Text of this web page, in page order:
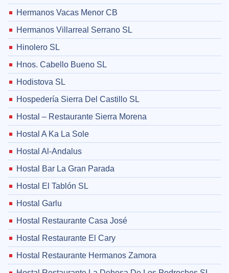
Hermanos Vacas Menor CB
Hermanos Villarreal Serrano SL
Hinolero SL
Hnos. Cabello Bueno SL
Hodistova SL
Hospedería Sierra Del Castillo SL
Hostal – Restaurante Sierra Morena
Hostal A Ka La Sole
Hostal Al-Andalus
Hostal Bar La Gran Parada
Hostal El Tablón SL
Hostal Garlu
Hostal Restaurante Casa José
Hostal Restaurante El Cary
Hostal Restaurante Hermanos Zamora